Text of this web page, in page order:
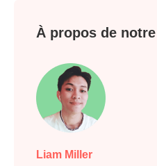
À propos de
Liam Miller